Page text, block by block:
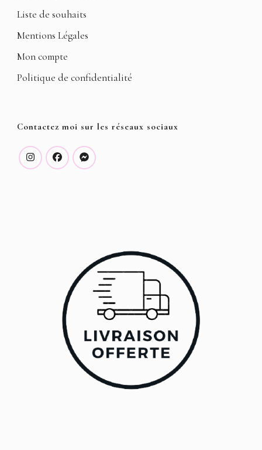
Liste de souhaits
Mentions Légales
Mon compte
Politique de confidentialité
Contactez moi sur les réseaux sociaux